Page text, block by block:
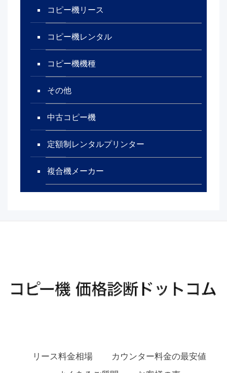
コピー機リース
コピー機レンタル
コピー機機種
その他
中古コピー機
定額制レンタルプリンター
複合機メーカー
リース料金相場
カウンター料金の最安値